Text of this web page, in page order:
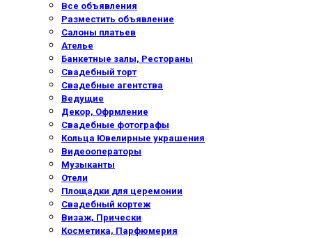
Все объявления
Разместить объявление
Салоны платьев
Ателье
Банкетные залы, Рестораны
Свадебный торт
Свадебные агентства
Ведущие
Декор, Офрмление
Свадебные фотографы
Кольца Ювелирные украшения
Видеооператоры
Музыканты
Отели
Площадки для церемонии
Свадебный кортеж
Визаж, Прически
Косметика, Парфюмерия